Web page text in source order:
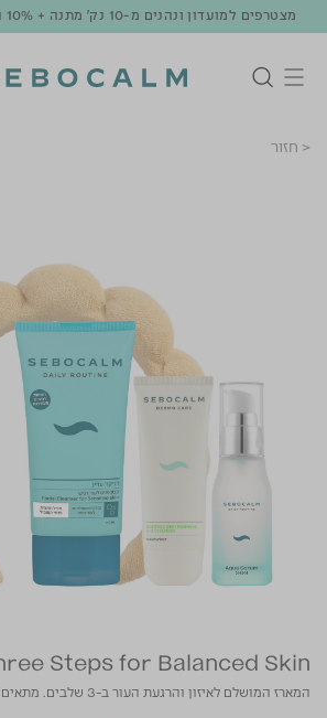
מצטרפים למועדון ונהנים מ-10 נק' מתנה + 10% הנחה ברכישה ראשונה!
< חזור
Steps for Balanced Skin
המארז המושלם לאיזון והרגעת העור ב-3 שלבים. מתאים לכל סוגי העור